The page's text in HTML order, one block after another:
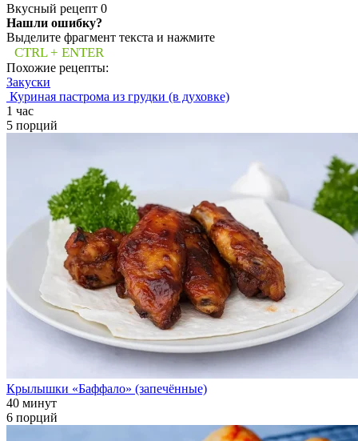
Вкусный рецепт 0
Нашли ошибку?
Выделите фрагмент текста и нажмите
CTRL + ENTER
Похожие рецепты:
Закуски
Куриная пастрома из грудки (в духовке)
1 час
5 порций
Крылышки «Баффало» (запечённые)
40 минут
6 порций